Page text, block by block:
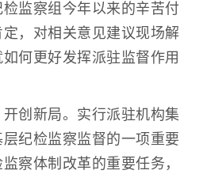
监察组今年以来的辛苦付
，对相关意见建议现场解
何更好发挥派驻监督作用
创新局。 实行派驻机构集
纪检监察监督的一项重要
察体制改革的重要任务，